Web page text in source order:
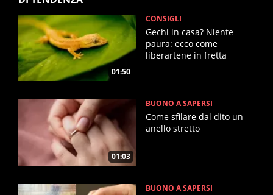
01:50
CONSIGLI
Gechi in casa? Niente
paura: ecco come
liberartene in fretta
01:03
BUONO A SAPERSI
Come sfilare dal dito un
anello stretto
BUONO A SAPERSI